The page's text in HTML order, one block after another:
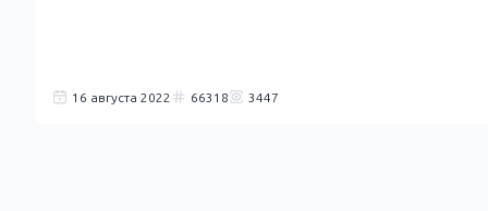
16 августа 2022 66318 3447